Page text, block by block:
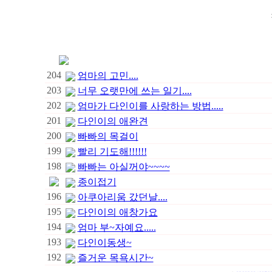
204
엄마의 고민....
203
너무 오랫만에 쓰는 일기....
202
엄마가 다인이를 사랑하는 방법.....
201
다인이의 애완견
200
빠빠의 목걸이
199
빨리 기도해!!!!!!
198
빠빠는 아실꺼야~~~~
종이접기
196
아쿠아리움 갔던날....
195
다인이의 애창가요
194
엄마 부~자예요.....
193
다인이동생~
192
즐거운 목욕시간~